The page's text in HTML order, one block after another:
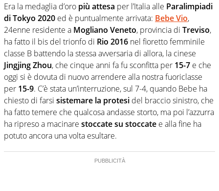
Era la medaglia d’oro più attesa per l’Italia alle Paralimpiadi
di Tokyo 2020 ed è puntualmente arrivata: Bebe Vio,
24enne residente a Mogliano Veneto, provincia di Treviso,
ha fatto il bis del trionfo di Rio 2016 nel fioretto femminile
classe B battendo la stessa avversaria di allora, la cinese
Jingjing Zhou, che cinque anni fa fu sconfitta per 15-7 e che
oggi si è dovuta di nuovo arrendere alla nostra fuoriclasse
per 15-9. C’è stata un’interruzione, sul 7-4, quando Bebe ha
chiesto di farsi sistemare la protesi del braccio sinistro, che
ha fatto temere che qualcosa andasse storto, ma poi l’azzurra
ha ripreso a macinare stoccate su stoccate e alla fine ha
potuto ancora una volta esultare.